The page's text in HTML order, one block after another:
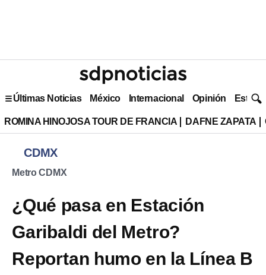
Últimas Noticias México Internacional Opinión Estilo
ROMINA HINOJOSA TOUR DE FRANCIA DAFNE ZAPATA
CDMX
Metro CDMX
¿Qué pasa en Estación
Garibaldi del Metro?
Reportan humo en la Línea B